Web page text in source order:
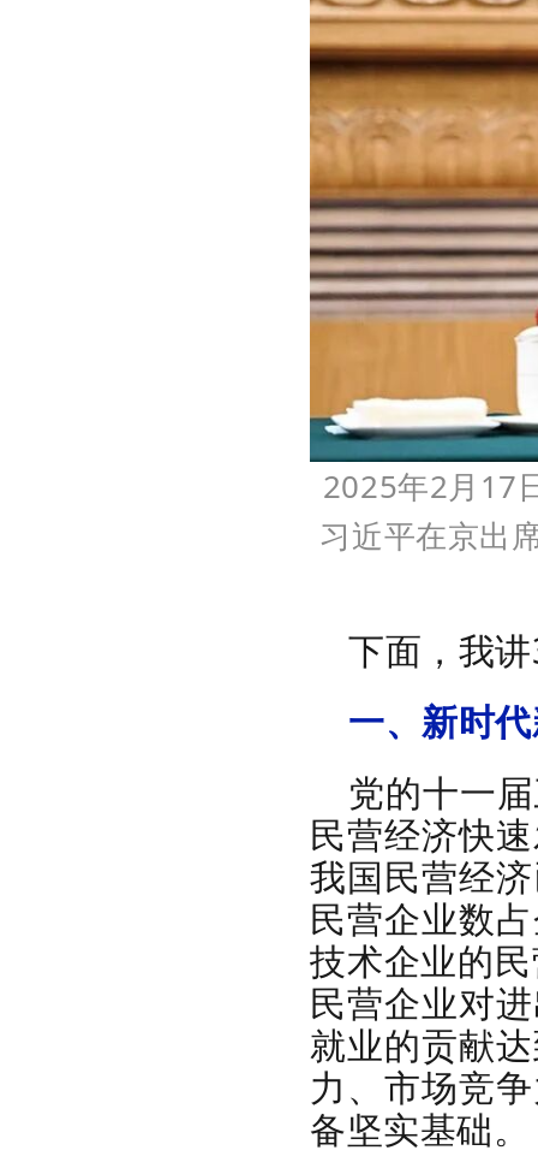
2025年2月17
习近平在京出
下面，我
一、新时
党的十一
民营经济快
我国民营经
民营企业数
技术企业的
民营企业对
就业的贡献
力、市场竞
备坚实基础。